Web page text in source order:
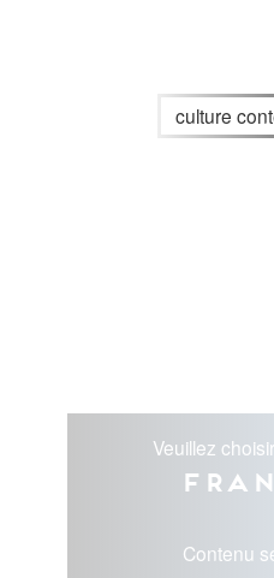
culture
Veuillez
Contenu